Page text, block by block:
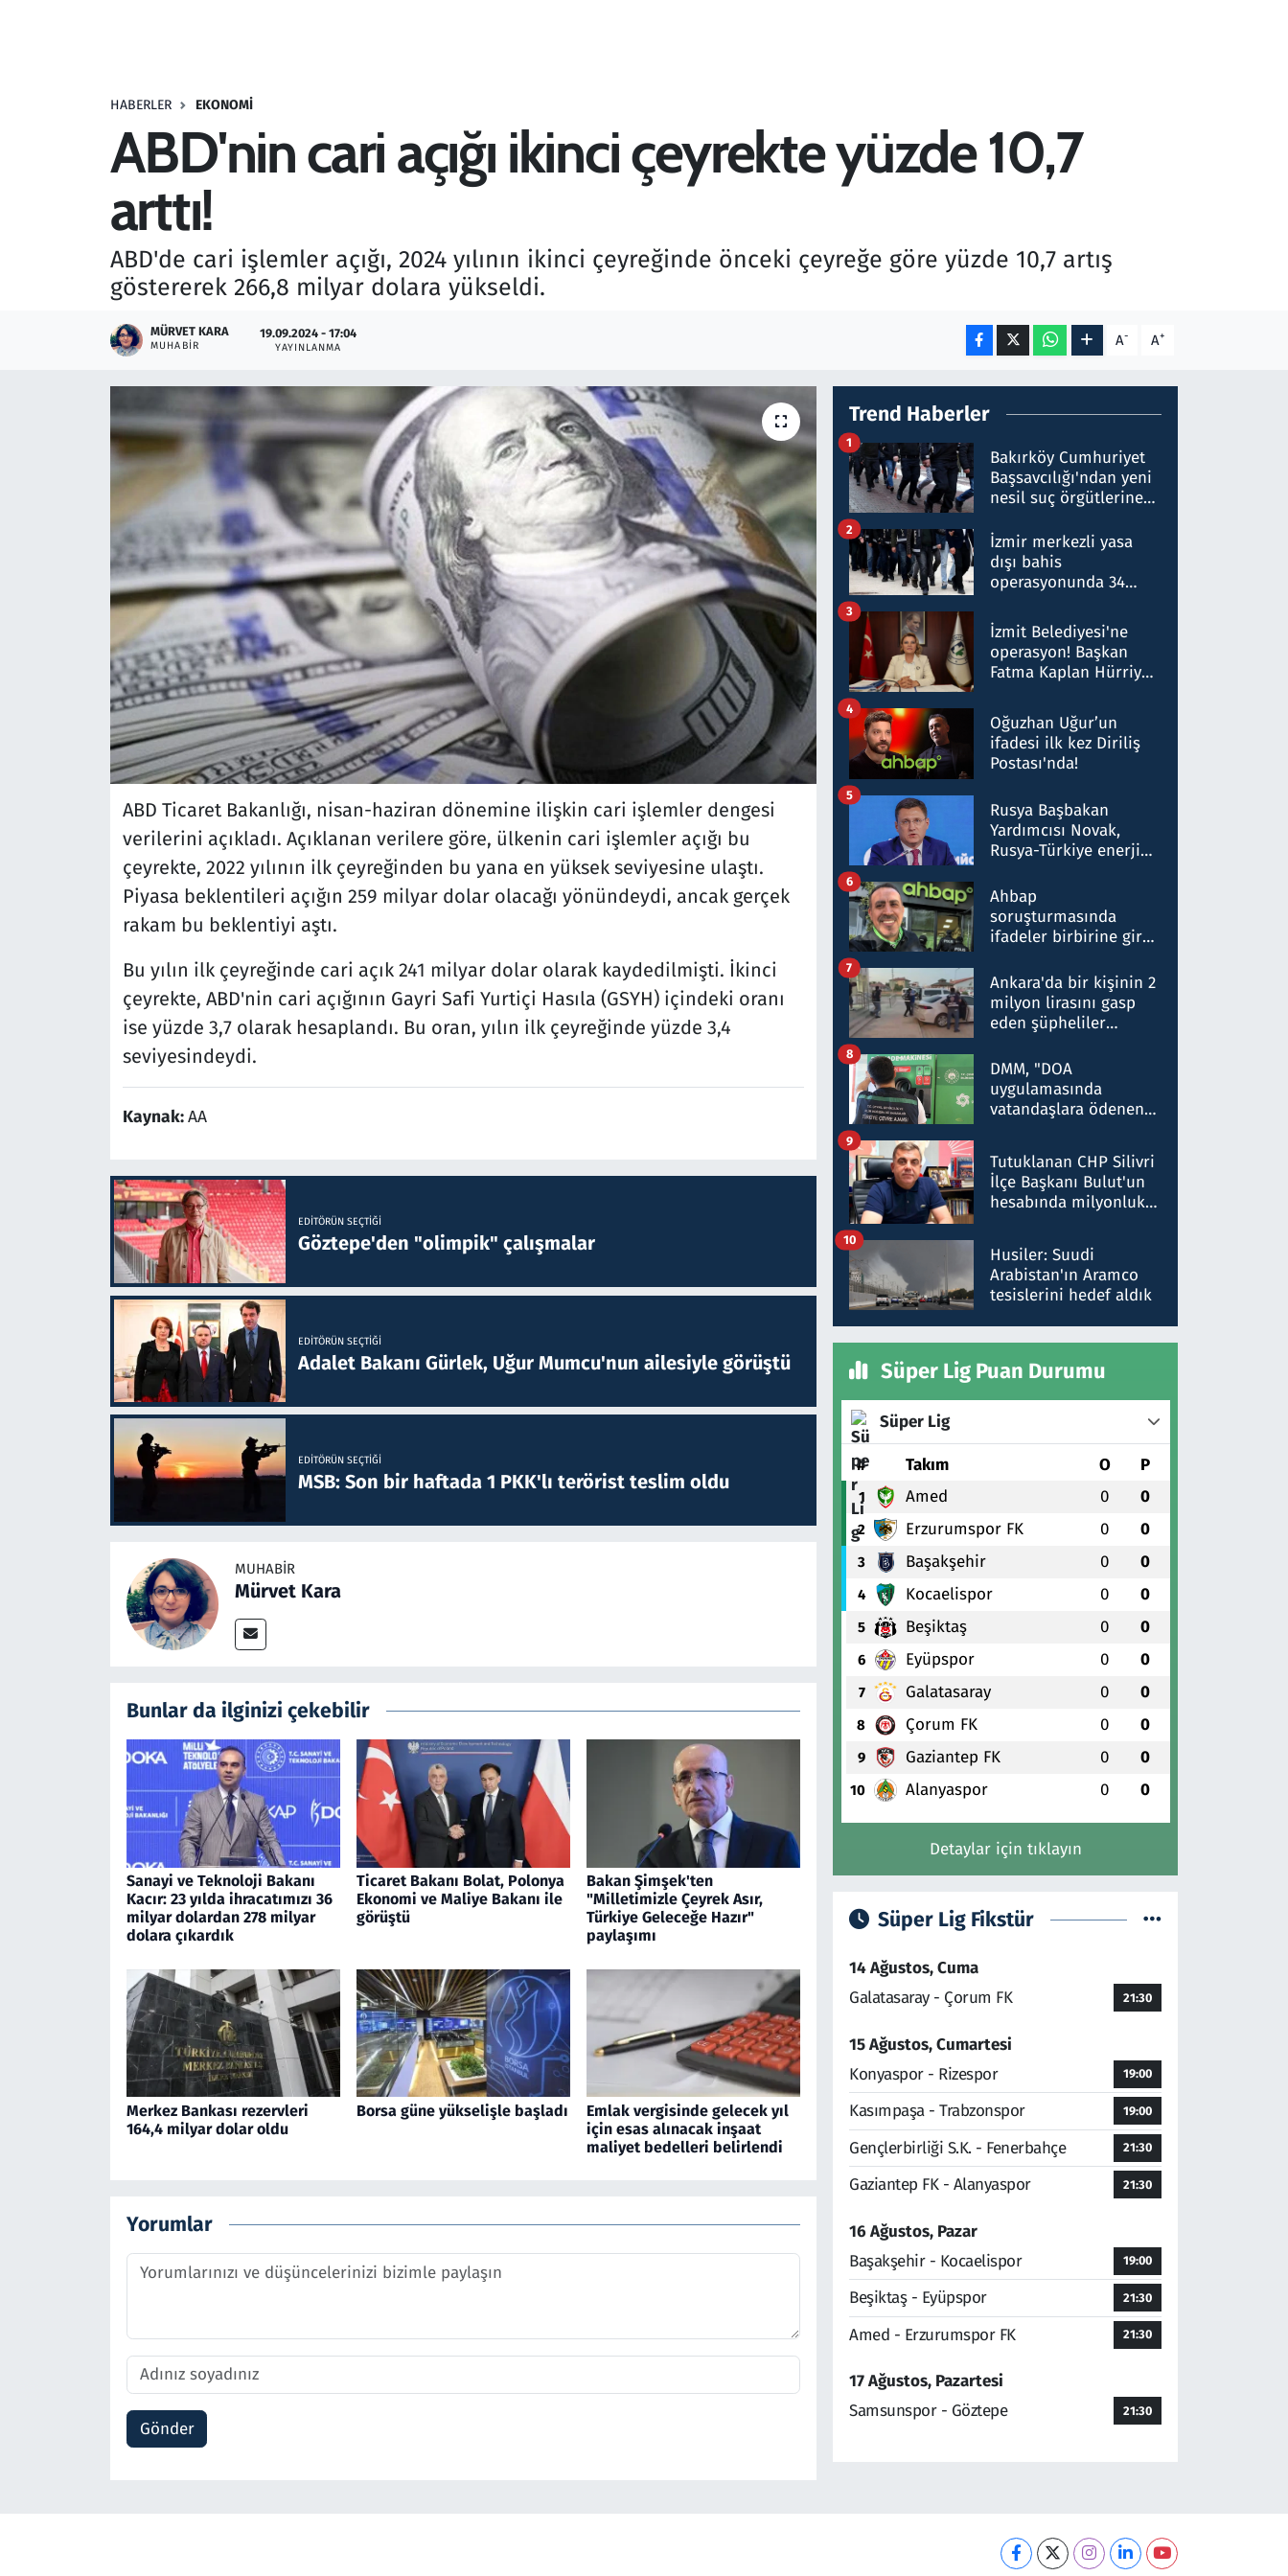
HABERLER EKONOMI
ABD'nin cari açığı ikinci çeyrekte yüzde 10,7
arttı!
ABD'de cari işlemler açığı, 2024 yılının ikinci çeyreğinde önceki çeyreğe göre yüzde 10,7 artış
göstererek 266,8 milyar dolara yükseldi.
MÜRVET KARA
MUHABIR
19.09.2024 - 17:04
YAYINLANMA A- A+
ABD Ticaret Bakanlığı, nisan-haziran dönemine ilişkin cari işlemler dengesi
verilerini açıkladı. Açıklanan verilere göre, ülkenin cari işlemler açığı bu
çeyrekte, 2022 yılının ilk çeyreğinden bu yana en yüksek seviyesine ulaştı.
Piyasa beklentileri açığın 259 milyar dolar olacağı yönündeydi, ancak gerçek
rakam bu beklentiyi aştı.
Bu yılın ilk çeyreğinde cari açık 241 milyar dolar olarak kaydedilmişti. İkinci
çeyrekte, ABD'nin cari açığının Gayri Safi Yurtiçi Hasıla (GSYH) içindeki oranı
ise yüzde 3,7 olarak hesaplandı. Bu oran, yılın ilk çeyreğinde yüzde 3,4
seviyesindeydi.
Kaynak:AA
EDITÖRÜN SEÇTIĞI
Göztepe'den "olimpik" çalışmalar
EDITÖRÜN SEÇTIĞI
Adalet Bakanı Gürlek, Uğur Mumcu'nun ailesiyle görüştü
EDITÖRÜN SEÇTIĞI
MSB: Son bir haftada 1 PKK'lı terörist teslim oldu
MUHABIR
Mürvet Kara
Bunlar da ilginizi çekebilir
Sanayi ve Teknoloji Bakanı
Kacır: 23 yılda ihracatımızı 36
milyar dolardan 278 milyar
dolara çıkardık
Ticaret Bakanı Bolat, Polonya
Ekonomi ve Maliye Bakanı ile
görüştü
Bakan Şimşek'ten
"Milletimizle Çeyrek Asır,
Türkiye Geleceğe Hazır"
paylaşımı
Merkez Bankası rezervleri
164,4 milyar dolar oldu
Borsa güne yükselişle başladı
Emlak vergisinde gelecek yıl
için esas alınacak inşaat
maliyet bedelleri belirlendi
Yorumlar
Gönder
Trend Haberler
Bakırköy Cumhuriyet
Başsavcılığı'ndan yeni
nesil suç örgütlerine
hakkında gözaltı kararı
1
İzmir merkezli yasa
dışı bahis
operasyonunda 34
Milyar liralık para
trafiği tespit edildi
2
İzmit Belediyesi'ne
operasyon! Başkan
Fatma Kaplan Hürriyet
3
Oğuzhan Uğur’un
ifadesi ilk kez Diriliş
Postası'nda!
4
Rusya Başbakan
Yardımcısı Novak,
Rusya-Türkiye enerji
nitelikte olduğunu
belirtti
5
Ahbap
soruşturmasında
ifadeler birbirine girdi:
ifadelerinden ortaya
çıkan tablo şok etti
6
Ankara'da bir kişinin 2
milyon lirasını gasp
eden şüpheliler
7
DMM, "DOA
uygulamasında
vatandaşlara ödenen
düşürüldüğü" iddiasını
yalanladı
8
Tutuklanan CHP Silivri
İlçe Başkanı Bulut'un
hesabında milyonluk
talimat verdi, ben
gönderdim
9
Husiler: Suudi
Arabistan'ın Aramco
tesislerini hedef aldık
10
Süper Lig Puan Durumu
Süper Lig
# Takım O P
1 Amed 0 0
2 Erzurumspor FK 0 0
3 Başakşehir 0 0
4 Kocaelispor 0 0
5 Beşiktaş 0 0
6 Eyüpspor 0 0
7 Galatasaray 0 0
8 Çorum FK 0 0
9 Gaziantep FK 0 0
10 Alanyaspor 0 0
Detaylar için tıklayın
Süper Lig Fikstür
14 Ağustos, Cuma
Galatasaray - Çorum FK
21:30
15 Ağustos, Cumartesi
Konyaspor - Rizespor
19:00
Kasımpaşa - Trabzonspor 19:00
Gençlerbirliği S.K. - Fenerbahçe 21:30
Gaziantep FK - Alanyaspor 21:30
16 Ağustos, Pazar
Başakşehir - Kocaelispor
19:00
Beşiktaş - Eyüpspor 21:30
Amed - Erzurumspor FK 21:30
17 Ağustos, Pazartesi
Samsunspor - Göztepe
21:30
Savunma Sanayi
Teknoloji ve Bilim
Televizyon